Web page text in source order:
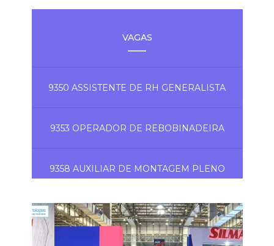
VAGAS
9350 ASSISTENTE DE RH GENERALISTA
9353 OPERADOR DE REBOBINADEIRA
9358 AUXILIAR DE MONTAGEM PLENO